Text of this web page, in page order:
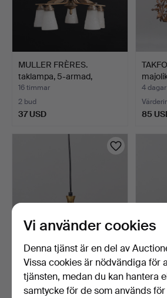
MULLER FRÈRES.
taklampa, 5-armad,
signerad…
16 timmar
2 bud
37 USD
4 dagar
85
HANS-AGNE JAKOBSSON.
Fönsterlampa, mässing…
TURE
St…
5 dagar
Vi använder cookies
Denna tjänst är en del av
Vissa cookies är nödvändiga för
tjänsten, medan du kan hantera
samtycke för de som används för